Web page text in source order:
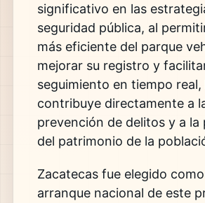
significativo en las
seguridad pública, al
más eficiente del parque
mejorar su registro y
seguimiento en tiempo real,
contribuye directamente a
prevención de delitos y a la
del patrimonio de la
Zacatecas fue elegido
arranque nacional de este